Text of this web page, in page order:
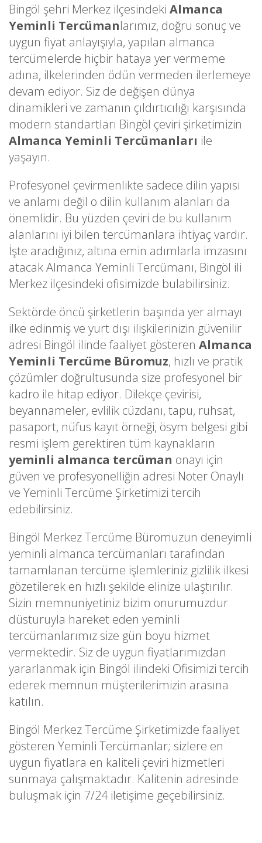
Bingöl şehri Merkez ilçesindeki Almanca
Yeminli Tercümanlarımız, doğru sonuç ve
uygun fiyat anlayışıyla, yapılan almanca
tercümelerde hiçbir hataya yer vermeme
adına, ilkelerinden ödün vermeden ilerlemeye
devam ediyor. Siz de değişen dünya
dinamikleri ve zamanın çıldırtıcılığı karşısında
modern standartları Bingöl çeviri şirketimizin
Almanca Yeminli Tercümanları ile
yaşayın.
Profesyonel çevirmenlikte sadece dilin yapısı
ve anlamı değil o dilin kullanım alanları da
önemlidir. Bu yüzden çeviri de bu kullanım
alanlarını iyi bilen tercümanlara ihtiyaç vardır.
İşte aradığınız, altına emin adımlarla imzasını
atacak Almanca Yeminli Tercümanı, Bingöl ili
Merkez ilçesindeki ofisimizde bulabilirsiniz.
Sektörde öncü şirketlerin başında yer almayı
ilke edinmiş ve yurt dışı ilişkilerinizin güvenilir
adresi Bingöl ilinde faaliyet gösteren Almanca
Yeminli Tercüme Büromuz, hızlı ve pratik
çözümler doğrultusunda size profesyonel bir
kadro ile hitap ediyor. Dilekçe çevirisi,
beyannameler, evlilik cüzdanı, tapu, ruhsat,
pasaport, nüfus kayıt örneği, ösym belgesi gibi
resmi işlem gerektiren tüm kaynakların
yeminli almanca tercüman onayı için
güven ve profesyonelliğin adresi Noter Onaylı
ve Yeminli Tercüme Şirketimizi tercih
edebilirsiniz.
Bingöl Merkez Tercüme Büromuzun deneyimli
yeminli almanca tercümanları tarafından
tamamlanan tercüme işlemleriniz gizlilik ilkesi
gözetilerek en hızlı şekilde elinize ulaştırılır.
Sizin memnuniyetiniz bizim onurumuzdur
düsturuyla hareket eden yeminli
tercümanlarımız size gün boyu hizmet
vermektedir. Siz de uygun fiyatlarımızdan
yararlanmak için Bingöl ilindeki Ofisimizi tercih
ederek memnun müşterilerimizin arasına
katılın.
Bingöl Merkez Tercüme Şirketimizde faaliyet
gösteren Yeminli Tercümanlar; sizlere en
uygun fiyatlara en kaliteli çeviri hizmetleri
sunmaya çalışmaktadır. Kalitenin adresinde
buluşmak için 7/24 iletişime geçebilirsiniz.